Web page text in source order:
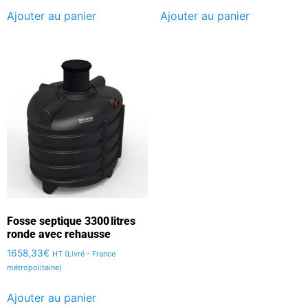
Ajouter au panier Ajouter au panier
Fosse septique 3300 litres
ronde avec rehausse
1658,33€ HT (Livré - France
métropolitaine)
Ajouter au panier